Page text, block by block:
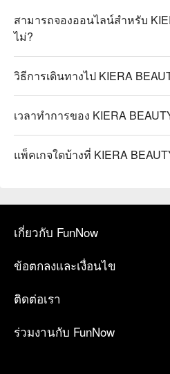
สามารถจองออนไลน์สำหรับ
ไม่?
วิธีการเดินทางไป KIERA
เวลาทำการของ KIERA
แพ็คเกจใดบ้างที่ KIERA
เกี่ยวกับ FunNow
ข้อตกลงและเงื่อนไข
ติดต่อเรา
ร่วมงานกับ FunNow